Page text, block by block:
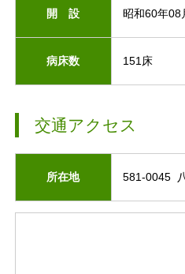
開 設 昭和60年08
病床数 151床
交通アクセス
所在地 581-0045